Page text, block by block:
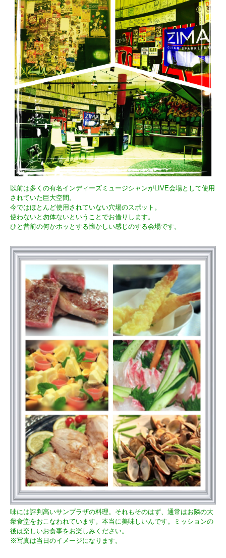
以前は多くの有名インディーズミュージシャンがLIVE会場として使用
されていた巨大空間。
今ではほとんど使用されていない穴場のスポット。
使わないと勿体ないということでお借りします。
ひと昔前の何かホッとする懐かしい感じのする会場です。
味には評判高いサンプラザの料理。それもそのはず、通常はお隣の大
衆食堂をおこなわれています。本当に美味しいんです。ミッションの
後は楽しいお食事をお楽しみください。
※写真は当日のイメージになります。